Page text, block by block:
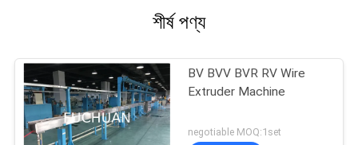
শীর্ষ পণ্য
BV BVV BVR RV Wire
Extruder Machine
negotiable MOQ:1set